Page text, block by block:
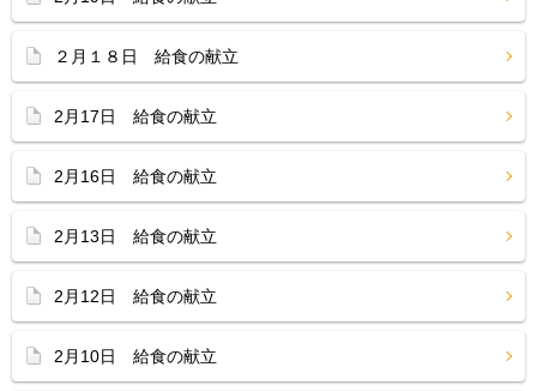
２月１８日 給食の献立
2月17日 給食の献立
2月16日 給食の献立
2月13日 給食の献立
2月12日 給食の献立
2月10日 給食の献立